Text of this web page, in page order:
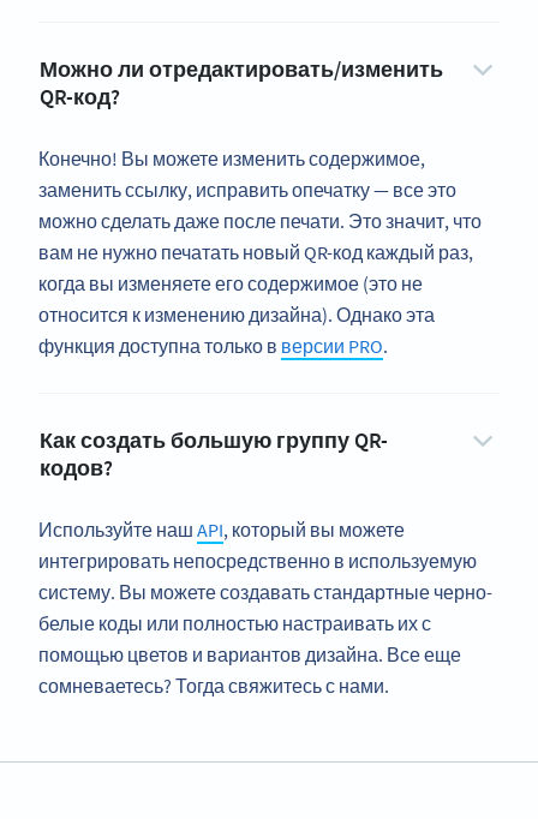
Можно ли отредактировать/изменить
QR-код?
Конечно! Вы можете изменить содержимое,
заменить ссылку, исправить опечатку — все это
можно сделать даже после печати. Это значит, что
вам не нужно печатать новый QR-код каждый раз,
когда вы изменяете его содержимое (это не
относится к изменению дизайна). Однако эта
функция доступна только в версии PRO.
Как создать большую группу QR-
кодов?
Используйте наш API, который вы можете
интегрировать непосредственно в используемую
систему. Вы можете создавать стандартные черно-
белые коды или полностью настраивать их с
помощью цветов и вариантов дизайна. Все еще
сомневаетесь? Тогда свяжитесь с нами.